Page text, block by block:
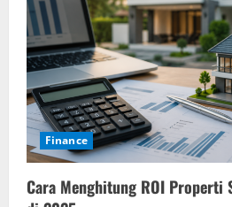
Finance
Cara Menghitung ROI Properti